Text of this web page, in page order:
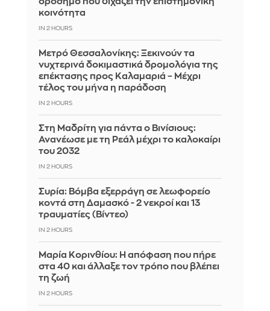
κοινότητα
IN 2 HOURS
Μετρό Θεσσαλονίκης: Ξεκινούν τα
νυχτερινά δοκιμαστικά δρομολόγια της
επέκτασης προς Καλαμαριά – Μέχρι
τέλος του μήνα η παράδοση
IN 2 HOURS
Στη Μαδρίτη για πάντα ο Βινίσιους:
Ανανέωσε με τη Ρεάλ μέχρι το καλοκαίρι
του 2032
IN 2 HOURS
Συρία: Βόμβα εξερράγη σε λεωφορείο
κοντά στη Δαμασκό - 2 νεκροί και 13
τραυματίες (Βίντεο)
IN 2 HOURS
Μαρία Κορινθίου: Η απόφαση που πήρε
στα 40 και άλλαξε τον τρόπο που βλέπει
τη ζωή
IN 2 HOURS